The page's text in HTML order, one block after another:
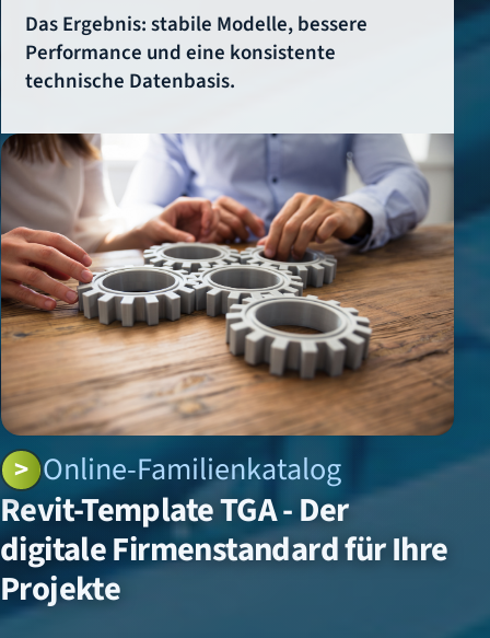
Das Ergebnis: stabile Modelle, bessere
Performance und eine konsistente
technische Datenbasis.
Online-Familienkatalog
Revit-Template TGA - Der
digitale Firmenstandard für Ihre
Projekte